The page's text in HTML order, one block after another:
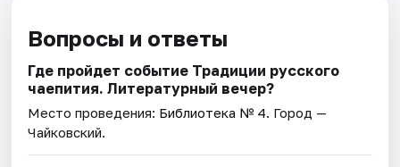
Вопросы и ответы
Где пройдет событие Традиции русского
чаепития. Литературный вечер?
Место проведения: Библиотека № 4. Город —
Чайковский.